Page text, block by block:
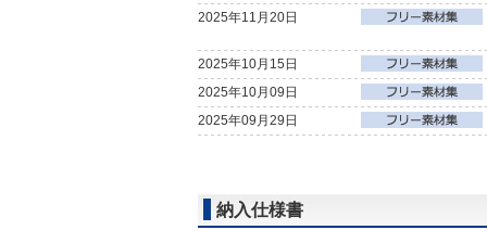
2025年11月20日
2025年10月15日
2025年10月09日
2025年09月29日
納入仕様書